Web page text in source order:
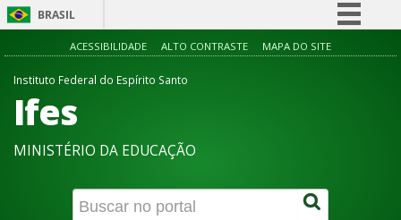
BRASIL
Simplifique!
Canais
ACESSIBILIDADE ALTO CONTRASTE MAPA DO SITE
Instituto Federal do Espírito Santo
Ifes
MINISTÉRIO DA EDUCAÇÃO